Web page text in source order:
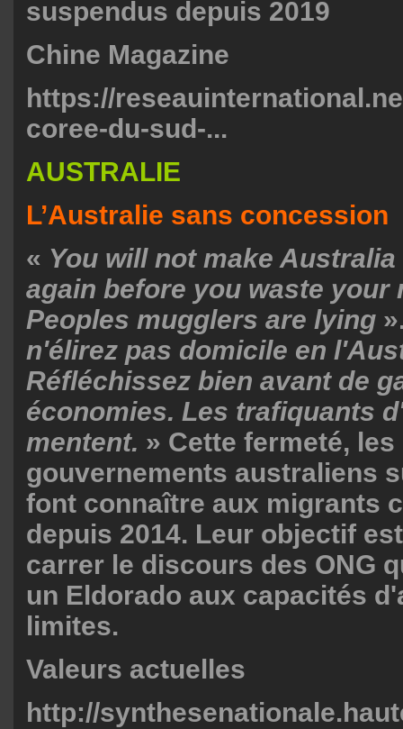
suspendus depuis 2019
Chine Magazine
https://
coree-du-sud-...
AUSTRALIE
L’Australie sans concession
« You will not make
again before you waste your
Peoples mugglers are lying
n'élirez pas domicile en
Réfléchissez bien avant de
économies. Les trafiquants
mentent. » Cette fermeté, les
gouvernements australiens
font connaître aux migrants
depuis 2014. Leur objectif
carrer le discours des ONG
un Eldorado aux capacités
limites.
Valeurs actuelles
http://